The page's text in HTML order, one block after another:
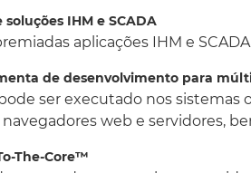
IHM e SCADA
aplicações IHM e
de desenvolvimento para
ser executado nos
web e servidores,
The-Core™